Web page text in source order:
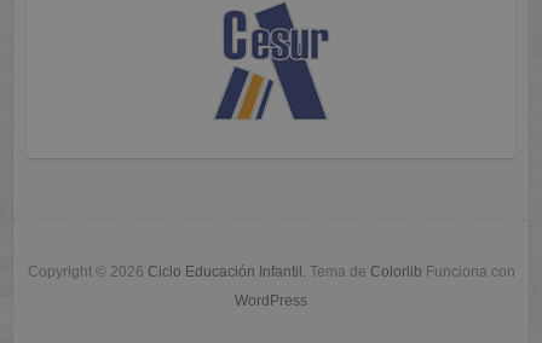
Copyright © 2026 Ciclo Educación Infantil . Tema de Colorlib Funciona con
WordPress